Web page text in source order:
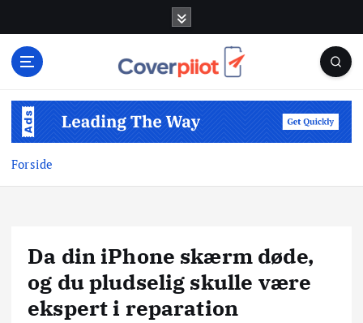
Forside
Da din iPhone skærm døde,
og du pludselig skulle være
ekspert i reparation